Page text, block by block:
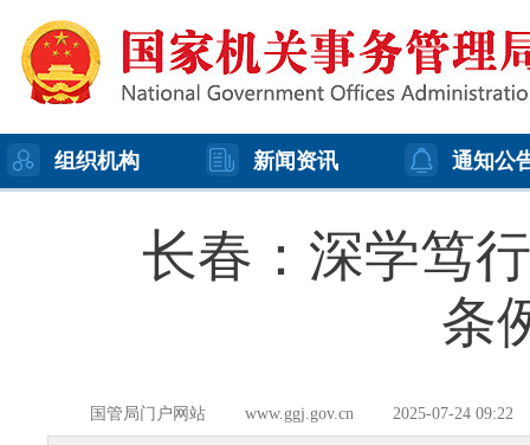
组织机构 新闻资讯 通知公
长春：深学笃
条
国管局门户网站 www.ggj.gov.cn 2025-07-24 09:22